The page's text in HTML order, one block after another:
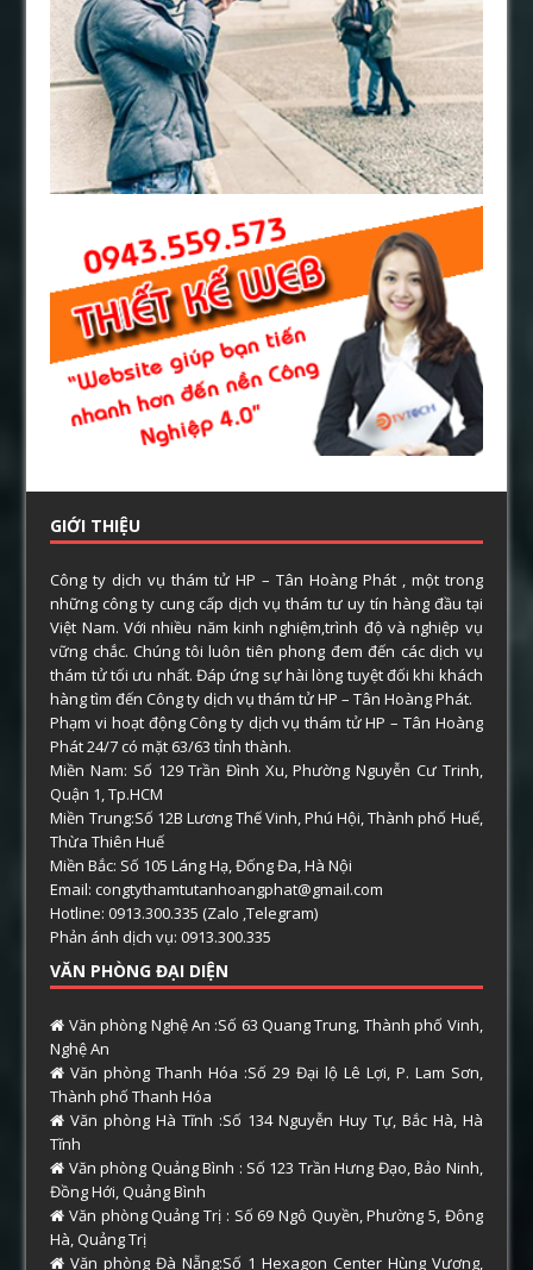
GIỚI THIỆU
Công ty dịch vụ thám tử HP – Tân Hoàng Phát , một trong
những công ty cung cấp dịch vụ thám tư uy tín hàng đầu tại
Việt Nam. Với nhiều năm kinh nghiệm,trình độ và nghiệp vụ
vững chắc. Chúng tôi luôn tiên phong đem đến các dịch vụ
thám tử tối ưu nhất. Đáp ứng sự hài lòng tuyệt đối khi khách
hàng tìm đến Công ty dịch vụ thám tử HP – Tân Hoàng Phát.
Phạm vi hoạt động Công ty dịch vụ thám tử HP – Tân Hoàng
Phát 24/7 có mặt 63/63 tỉnh thành.
Miền Nam: Số 129 Trần Đình Xu, Phường Nguyễn Cư Trinh,
Quận 1, Tp.HCM
Miền Trung:Số 12B Lương Thế Vinh, Phú Hội, Thành phố Huế,
Thừa Thiên Huế
Miền Bắc: Số 105 Láng Hạ, Đống Đa, Hà Nội
Email: congtythamtutanhoangphat@gmail.com
Hotline: 0913.300.335 (Zalo ,Telegram)
Phản ánh dịch vụ: 0913.300.335
VĂN PHÒNG ĐẠI DIỆN
Văn phòng Nghệ An :Số 63 Quang Trung, Thành phố Vinh,
Nghệ An
Văn phòng Thanh Hóa :Số 29 Đại lộ Lê Lợi, P. Lam Sơn,
Thành phố Thanh Hóa
Văn phòng Hà Tĩnh :Số 134 Nguyễn Huy Tự, Bắc Hà, Hà
Tĩnh
Văn phòng Quảng Bình : Số 123 Trần Hưng Đạo, Bảo Ninh,
Đồng Hới, Quảng Bình
Văn phòng Quảng Trị : Số 69 Ngô Quyền, Phường 5, Đông
Hà, Quảng Trị
Văn phòng Đà Nẵng:Số 1 Hexagon Center Hùng Vương,